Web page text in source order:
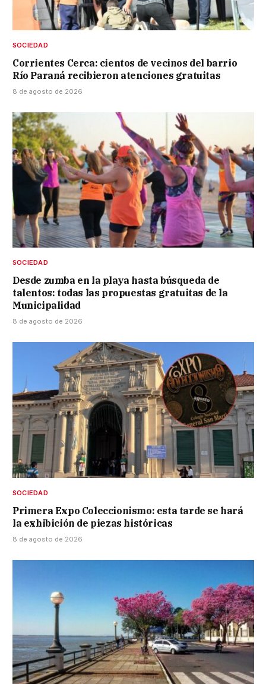
SOCIEDAD
Corrientes Cerca: cientos de vecinos del barrio
Río Paraná recibieron atenciones gratuitas
8 de agosto de 2026
SOCIEDAD
Desde zumba en la playa hasta búsqueda de
talentos: todas las propuestas gratuitas de la
Municipalidad
8 de agosto de 2026
SOCIEDAD
Primera Expo Coleccionismo: esta tarde se hará
la exhibición de piezas históricas
8 de agosto de 2026